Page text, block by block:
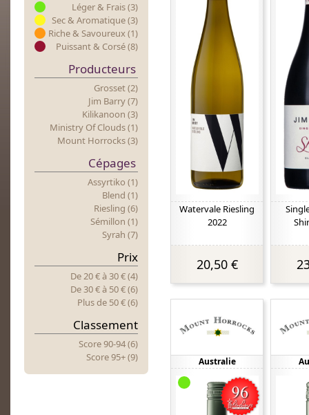
Léger & Frais (3)
Sec & Aromatique (3)
Riche & Savoureux (1)
Puissant & Corsé (8)
Producteurs
Grosset (2)
Jim Barry (7)
Kilikanoon (3)
Ministry Of Clouds (1)
Mount Horrocks (3)
Cépages
Assyrtiko (1)
Blend (1)
Riesling (6)
Sémillon (1)
Syrah (7)
Prix
De 20 €à30 € (4)
De 30 €à 50 € (6)
PlusdE 50 € (6)
Classement
Score 90-94 (6)
Score 95+ (9)
Watervale Riesling
2022
20,50 €
Australie